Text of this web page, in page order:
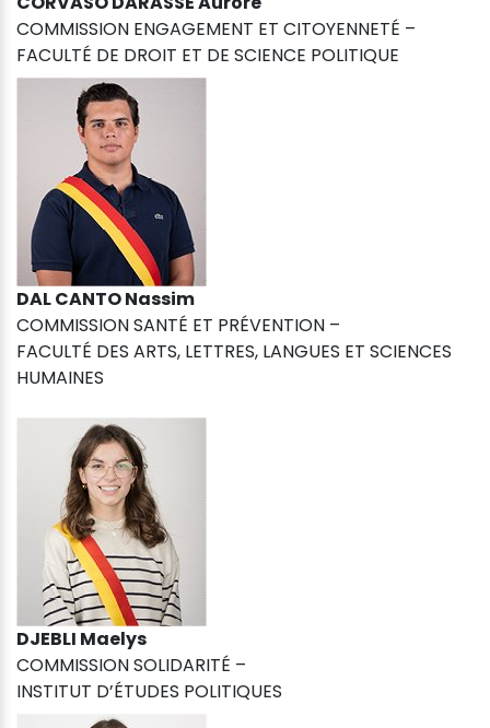
COMMISSION ENGAGEMENT ET CITOYENNETÉ –
FACULTÉ DE DROIT ET DE SCIENCE POLITIQUE
DAL CANTO Nassim
COMMISSION SANTÉ ET PRÉVENTION –
FACULTÉ DES ARTS, LETTRES, LANGUES ET SCIENCES
HUMAINES
DJEBLI Maelys
COMMISSION SOLIDARITÉ –
INSTITUT D’ÉTUDES POLITIQUES